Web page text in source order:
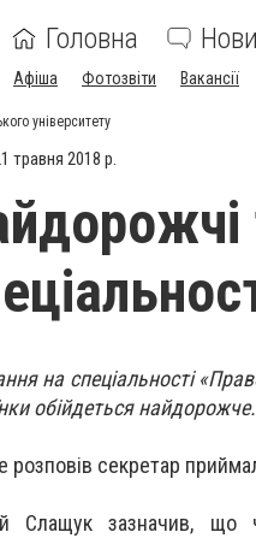
Головна
Афіша Фотозвіти Вакансії
університету
травня 2018 р.
на спеціальності
обійдеться найдорожче.
розповів секретар
Слащук зазначив, що